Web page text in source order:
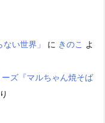
い世界」
に きのこ よ
ズ『マルちゃん焼そば